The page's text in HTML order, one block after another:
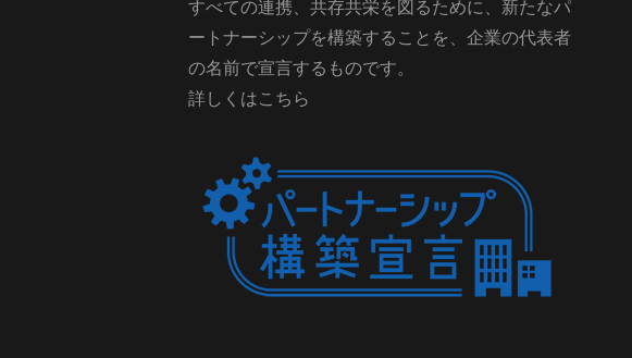
すべての連携、共存共栄を図るために、新たなパ
ートナーシップを構築することを、企業の代表者
の名前で宣言するものです。
詳しくはこちら